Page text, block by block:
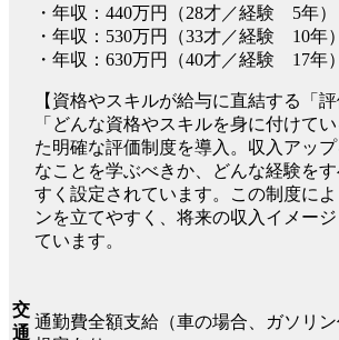
・年収：440万円（28才／経験 5年）
・年収：530万円（33才／経験 10年）
・年収：630万円（40才／経験 17年）
【資格やスキルが給与に直結する「
「どんな資格やスキルを身に付けて
た明確な評価制度を導入。収入アッ
なことを学ぶべきか、どんな経験を
すく設定されています。この制度に
ンを立てやすく、将来の収入イメー
ています。
交
通
通勤費全額支給（車の場合、ガソリ